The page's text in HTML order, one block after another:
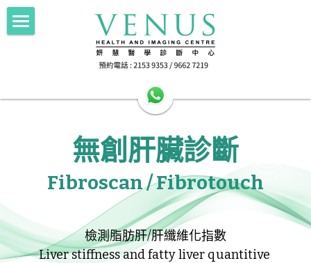
HA公立醫院轉介
Scan for Hope 送暖計劃
Imaging 影像
電腦斷層掃描 256 Slice CT
磁力共振掃描 1.5T MRI
正電子電腦掃描 PET-CT
FNA/Biopsy 抽取組織
抽取乳房組織 Breast Intervention
Doctor's Area 醫生專區
Health Info 健康資訊
無創肝臟診斷
Fibroscan / Fibrotouch
檢測脂肪肝/肝纖維化指數
Liver stiffness and fatty liver quantitive
部落格分類
所有博客分類